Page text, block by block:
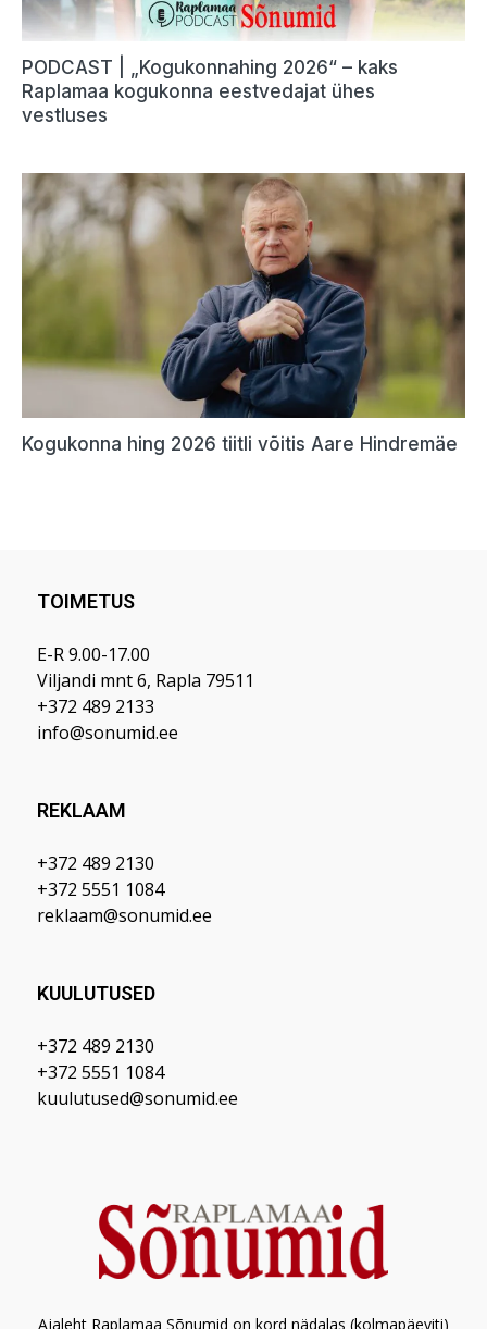
TOIMETUS
E-R 9.00-17.00
Viljandi mnt 6, Rapla 79511
+372 489 2133
info@sonumid.ee
REKLAAM
+372 489 2130
+372 5551 1084
reklaam@sonumid.ee
KUULUTUSED
+372 489 2130
+372 5551 1084
kuulutused@sonumid.ee
Ajaleht Raplamaa Sõnumid on kord nädalas (kolmapäeviti)